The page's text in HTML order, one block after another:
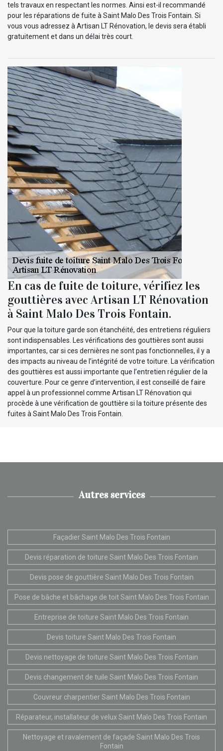
tels travaux en respectant les normes. Ainsi est-il recommandé
pour les réparations de fuite à Saint Malo Des Trois Fontain. Si
vous vous adressez à Artisan LT Rénovation, le devis sera établi
gratuitement et dans un délai très court.
En cas de fuite de toiture, vérifiez les
gouttières avec Artisan LT Rénovation
à Saint Malo Des Trois Fontain.
Pour que la toiture garde son étanchéité, des entretiens réguliers
sont indispensables. Les vérifications des gouttières sont aussi
importantes, car si ces dernières ne sont pas fonctionnelles, il y a
des impacts au niveau de l’intégrité de votre toiture. La vérification
des gouttières est aussi importante que l’entretien régulier de la
couverture. Pour ce genre d’intervention, il est conseillé de faire
appel à un professionnel comme Artisan LT Rénovation qui
procède à une vérification de gouttière si la toiture présente des
fuites à Saint Malo Des Trois Fontain.
Autres services
Façadier Saint Malo Des Trois Fontain
Devis réparation de toiture Saint Malo Des Trois Fontain
Devis pose de gouttière Saint Malo Des Trois Fontain
Pose de bâche et bâchage de toit Saint Malo Des Trois Fontain
Entreprise de toiture Saint Malo Des Trois Fontain
Devis toiture Saint Malo Des Trois Fontain
Devis nettoyage de toiture Saint Malo Des Trois Fontain
Devis changement de tuile Saint Malo Des Trois Fontain
Couvreur charpentier Saint Malo Des Trois Fontain
Réparateur, installateur de velux Saint Malo Des Trois Fontain
Nettoyage et ravalement de façade Saint Malo Des Trois
Fontain